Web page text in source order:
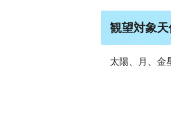
観望対象天
太陽、月、金